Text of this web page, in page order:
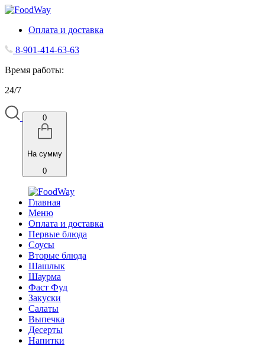
Оплата и доставка
8-901-414-63-63
Время работы:
24/7
0
На сумму
0
Главная
Меню
Оплата и доставка
Первые блюда
Соусы
Вторые блюда
Шашлык
Шаурма
Фаст Фуд
Закуски
Салаты
Выпечка
Десерты
Напитки